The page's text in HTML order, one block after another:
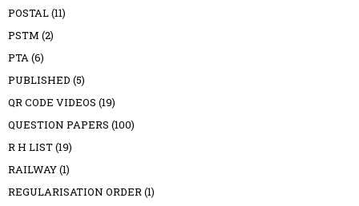
POSTAL(11)
PSTM (2)
PTA(6)
PUBLISHED (5)
QR CODE VIDEOS (19)
QUESTION PAPERS (100)
R H LIST(19)
RAILWAY(1)
REGULARISATION ORDER(1)